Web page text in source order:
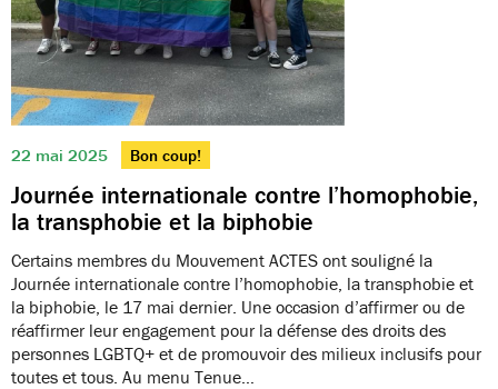
22 mai 2025 Bon coup!
Journée internationale contre l’homophobie,
la transphobie et la biphobie
Certains membres du Mouvement ACTES ont souligné la
Journée internationale contre l’homophobie, la transphobie et
la biphobie, le 17 mai dernier. Une occasion d’affirmer ou de
réaffirmer leur engagement pour la défense des droits des
personnes LGBTQ+ et de promouvoir des milieux inclusifs pour
toutes et tous. Au menu Tenue…